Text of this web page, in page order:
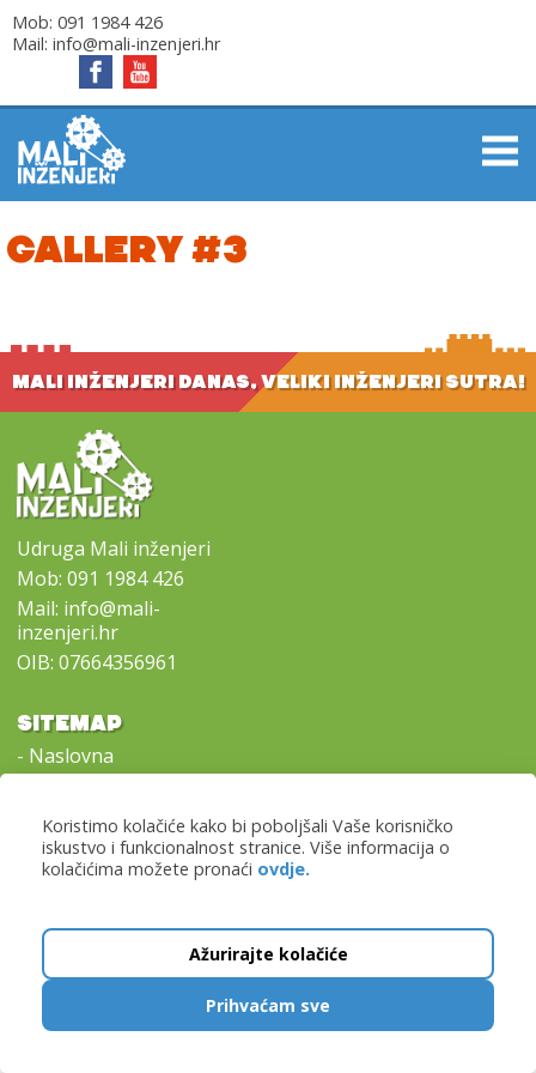
Mob: 091 1984 426
Mail: info@mali-inzenjeri.hr
GALLERY #3
Koristimo kolačiće kako bi poboljšali Vaše korisničko
iskustvo i funkcionalnost stranice. Više informacija o
kolačićima možete pronaći ovdje.
Ažurirajte kolačiće
Prihvaćam sve
MALI INŽENJERI DANAS, VELIKI INŽENJERI SUTRA!
Udruga Mali inženjeri
Mob:091 1984 426
Mail: info@mali-
inzenjeri.hr
OIB: 07664356961
SITEMAP
- Naslovna
Lokacije i prijave
Kontaktirajte nas
Opći uvjeti poslovanja
LEGO® and DUPLO® are registered trademarks of the LEGO® Group of companies
which does not sponsor, authorize or endorse these programs or this web site.